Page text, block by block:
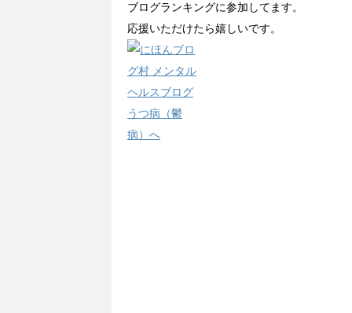
ブログランキングに参加してます。
応援いただけたら嬉しいです。